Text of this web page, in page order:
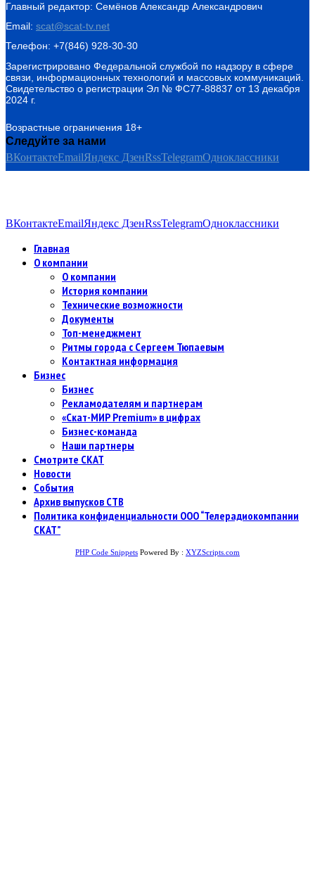
Главный редактор: Семёнов Александр Александрович
Email: scat@scat-tv.net
Телефон: +7(846) 928-30-30
Зарегистрировано Федеральной службой по надзору в сфере
связи, информационных технологий и массовых коммуникаций.
Свидетельство о регистрации Эл № ФС77-88837 от 13 декабря
2024 г.
Возрастные ограничения 18+
Следуйте за нами
ВКонтактеEmailЯндекс ДзенRssTelegramОдноклассники
ВКонтактеEmailЯндекс ДзенRssTelegramОдноклассники
Главная
О компании
О компании
История компании
Технические возможности
Документы
Топ-менеджмент
Ритмы города с Сергеем Тюпаевым
Контактная информация
Бизнес
Бизнес
Рекламодателям и партнерам
«Скат-МИР Premium» в цифрах
Бизнес-команда
Наши партнеры
Смотрите СКАТ
Новости
События
Архив выпусков СТВ
Политика конфиденциальности ООО “Телерадиокомпании
СКАТ”
PHP Code Snippets Powered By : XYZScripts.com